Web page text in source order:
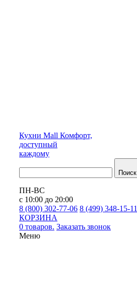
Кухни Mall Комфорт,
доступный
каждому
Поиск
ПН-ВС
с 10:00 до 20:00
8 (800) 302-77-06 8 (499) 348-15-11
КОРЗИНА
0 товаров. Заказать звонок
Меню